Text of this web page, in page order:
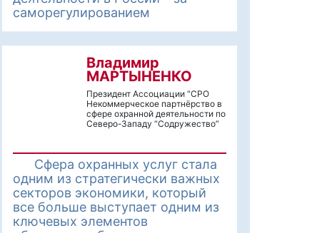
саморегулированием
Владимир
МАРТЫНЕНКО
Президент Ассоциации “СРО
Некоммерческое партнёрство в
сфере охранной деятельности по
Северо-Западу “Содружество”
Сфера охранных услуг стала
одним из стратегически важных
секторов экономики, который
все больше выступает одним из
ключевых элементов